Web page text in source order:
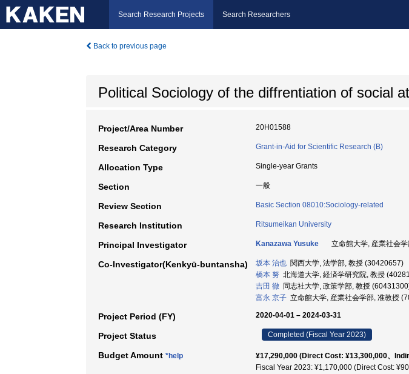
Search Research Projects Search Researchers
Back to previous page
Political Sociology of the diffrentiation of social
Project/Area Number 20H01588
Research Category Grant-in-Aid for Scientific Research (B)
Allocation Type Single-year Grants
Section 一般
Review Section Basic Section 08010:Sociology-related
Research Institution Ritsumeikan University
Principal Investigator Kanazawa Yusuke 立命館大学, 産業社会
Co-Investigator(Kenkyū-buntansha) 坂本 治也 関西大学, 法学部, 教授 (30420657)
橋本 努 北海道大学, 経済学研究院, 教授
吉田 徹 同志社大学, 政策学部, 教授
富永 京子 立命館大学, 産業社会学部, 准教授
Project Period (FY) 2020-04-01 – 2024-03-31
Project Status Completed (Fiscal Year 2023)
Budget Amount *help
¥17,290,000 (Direct Cost: ¥13,300,000、
Fiscal Year 2023: ¥1,170,000 (Direct Cost: